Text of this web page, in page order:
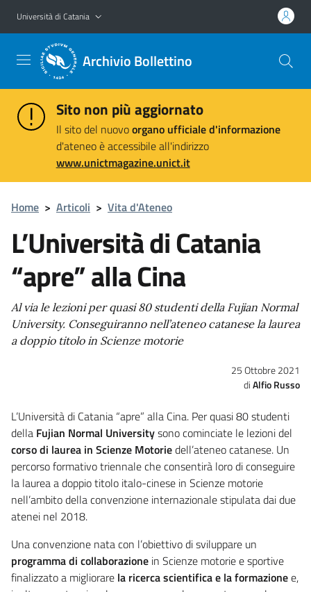
Vai al contenuto principale
Vai al menu di navigazione
Università di Catania
Archivio Bollettino
Sito non più aggiornato
Il sito del nuovoorgano ufficiale d'informazione
d'ateneo è accessibile all'indirizzo
www.unictmagazine.unict.it
Home > Articoli > Vita d'Ateneo
L’Università di Catania
“apre” alla Cina
Al via le lezioni per quasi 80 studenti della Fujian Normal
University. Conseguiranno nell’ateneo catanese la laurea
a doppio titolo in Scienze motorie
25 Ottobre 2021
Alfio Russo
L’Università di Catania “apre” alla Cina. Per quasi 80 studenti
della Fujian Normal Universitysono cominciate le lezioni del
corso di laurea in Scienze Motoriedell’ateneo catanese. Un
percorso formativo triennale che consentirà loro di conseguire
la laurea a doppio titolo italo-cinese in Scienze motorie
nell’ambito della convenzione internazionale stipulata dai due
atenei nel 2018.
Una convenzione nata con l’obiettivo di sviluppare un
programma di collaborazione in Scienze motorie e sportive
finalizzato a migliorare la ricerca scientifica e la formazionee,